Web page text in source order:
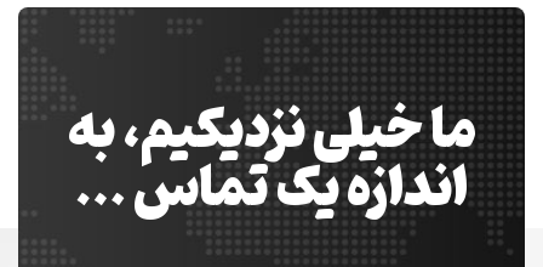
ما خیلی نزدیکیم، به
اندازه یک تماس …